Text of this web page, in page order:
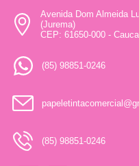
Avenida Dom Almeida
(Jurema)
CEP: 61650-000 -
(85) 98851-0246
(85) 98851-0246